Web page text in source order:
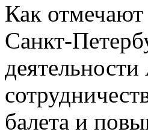
Как
Санкт-
балета и